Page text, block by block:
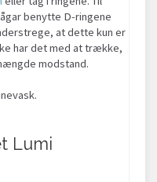
benytte D-ringene
at dette kun er
har det med at trække,
modstand.
Lumi